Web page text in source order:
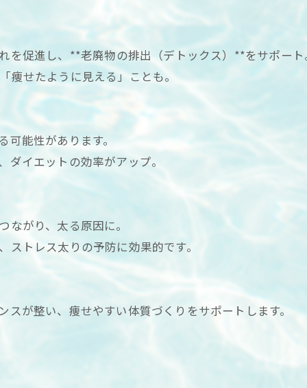
を促進し、**老廃物の排出（デトックス）**をサポー
痩せたように見える」ことも。
能性があります。
ダイエットの効率がアップ。
ながり、太る原因に。
トレス太りの予防に効果的です。
スが整い、痩せやすい体質づくりをサポートします。